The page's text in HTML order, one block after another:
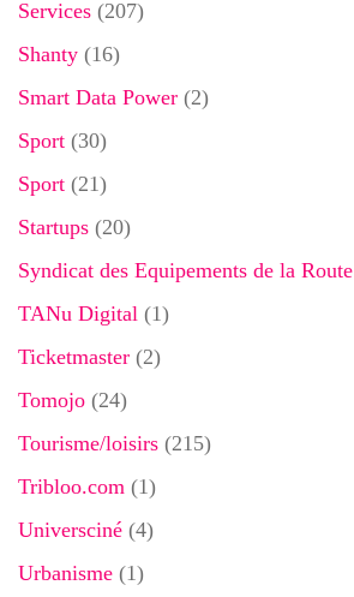
Services (207)
Shanty (16)
Smart Data Power (2)
Sport (30)
Sport (21)
Startups (20)
Syndicat des Equipements de la Route
TANu Digital (1)
Ticketmaster (2)
Tomojo (24)
Tourisme/loisirs (215)
Tribloo.com (1)
Universciné (4)
Urbanisme (1)